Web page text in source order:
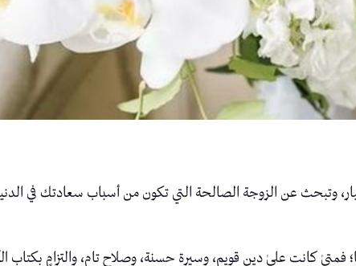
وتبحث عن الزوجة الصالحة التي تكون من أسباب سعادتك في
فمتىٰ كانت علىٰ دين قويم، وسيرة حسنة، وصلاحٍ تام، والتزامٍ بكتاب